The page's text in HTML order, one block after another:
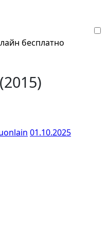
бесплатно
01.10.2025